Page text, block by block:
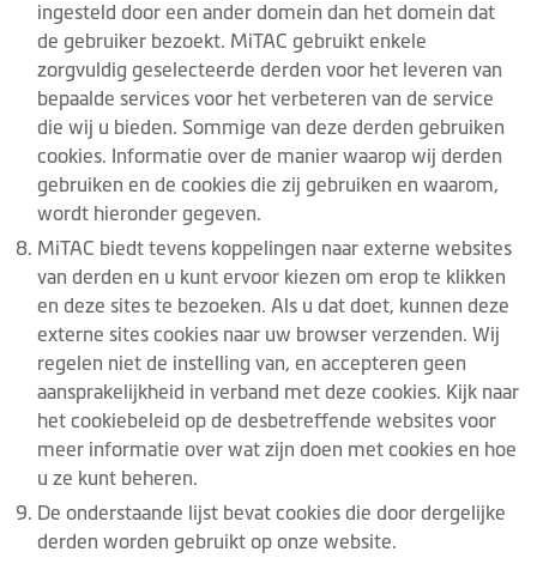
ingesteld door een ander domein dan het domein dat
de gebruiker bezoekt. MiTAC gebruikt enkele
zorgvuldig geselecteerde derden voor het leveren van
bepaalde services voor het verbeteren van de service
die wij u bieden. Sommige van deze derden gebruiken
cookies. Informatie over de manier waarop wij derden
gebruiken en de cookies die zij gebruiken en waarom,
wordt hieronder gegeven.
MiTAC biedt tevens koppelingen naar externe websites
van derden en u kunt ervoor kiezen om erop te klikken
en deze sites te bezoeken. Als u dat doet, kunnen deze
externe sites cookies naar uw browser verzenden. Wij
regelen niet de instelling van, en accepteren geen
aansprakelijkheid in verband met deze cookies. Kijk naar
het cookiebeleid op de desbetreffende websites voor
meer informatie over wat zijn doen met cookies en hoe
u ze kunt beheren.
De onderstaande lijst bevat cookies die door dergelijke
derden worden gebruikt op onze website.